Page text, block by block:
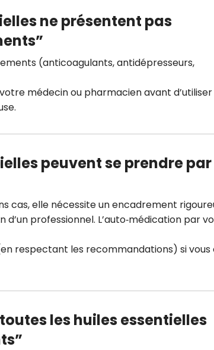
ne présentent pas
(anticoagulants, antidépresseurs,
médecin ou pharmacien avant
peuvent se prendre par
cas, elle nécessite un encadrement
professionnel. L’auto‑médication par
respectant les recommandations) si vous
les huiles essentielles